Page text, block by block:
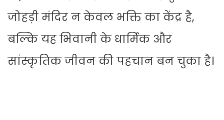
जोहड़ी मंदिर न केवल भक्ति का केंद्र है,
बल्कि यह भिवानी के धार्मिक और
सांस्कृतिक जीवन की पहचान बन चुका है।